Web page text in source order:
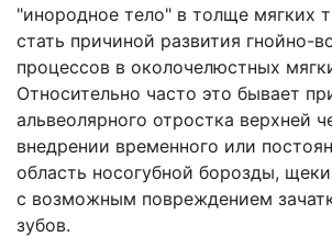
"инородное тело" в толще мягких
стать причиной развития гнойно-
процессов в околочелюстных
Относительно часто это бывает
альвеолярного отростка верхней
внедрении временного или
область носогубной борозды,
с возможным повреждением
зубов.